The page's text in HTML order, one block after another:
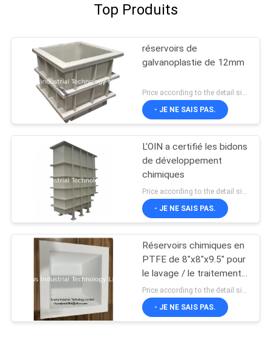
Top Produits
réservoirs de
galvanoplastie de 12mm
Price according to the detail size MOQ:1PCS
- JE NE SAIS PAS.
L'OIN a certifié les bidons
de développement
chimiques
Price according to the detail size MOQ:1PCS
- JE NE SAIS PAS.
Réservoirs chimiques en
PTFE de 8"x8"x9.5" pour
le lavage / le traitement /
la gravure
- JE NE SAIS PAS.